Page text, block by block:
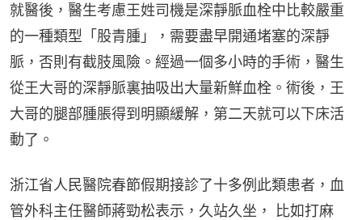
就醫後，醫生考慮王姓司機是深靜脈血栓中比較嚴重
的一種類型「股青腫」，需要盡早開通堵塞的深靜
脈，否則有截肢風險。經過一個多小時的手術，醫生
從王大哥的深靜脈裏抽吸出大量新鮮血栓。術後，王
大哥的腿部腫脹得到明顯緩解，第二天就可以下床活
動了。
浙江省人民醫院春節假期接診了十多例此類患者，血
管外科主任醫師蔣勁松表示，久站久坐， 比如打麻